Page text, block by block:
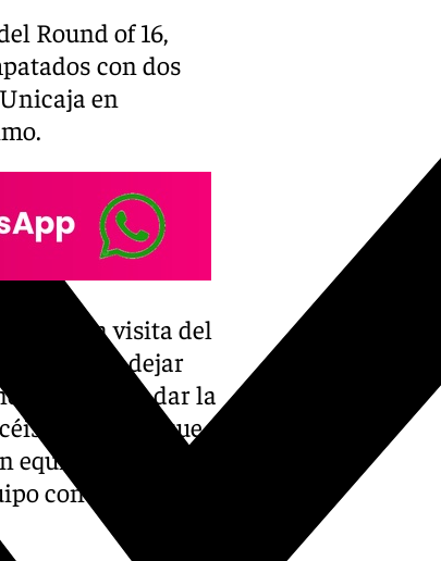
Round of 16,
con dos
en
lunes la visita del
quería dejar
para dar la
posible de que
y se ha
con todos